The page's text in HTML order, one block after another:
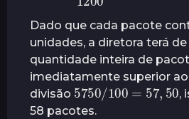
Dado que cada pacote
unidades, a diretora terá
quantidade inteira de
imediatamente superior
divisão
5750/100=57,
50
,
58 pacotes.